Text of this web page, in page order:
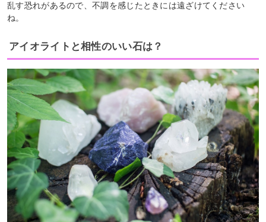
乱す恐れがあるので、不調を感じたときには遠ざけてください
ね。
アイオライトと相性のいい石は？